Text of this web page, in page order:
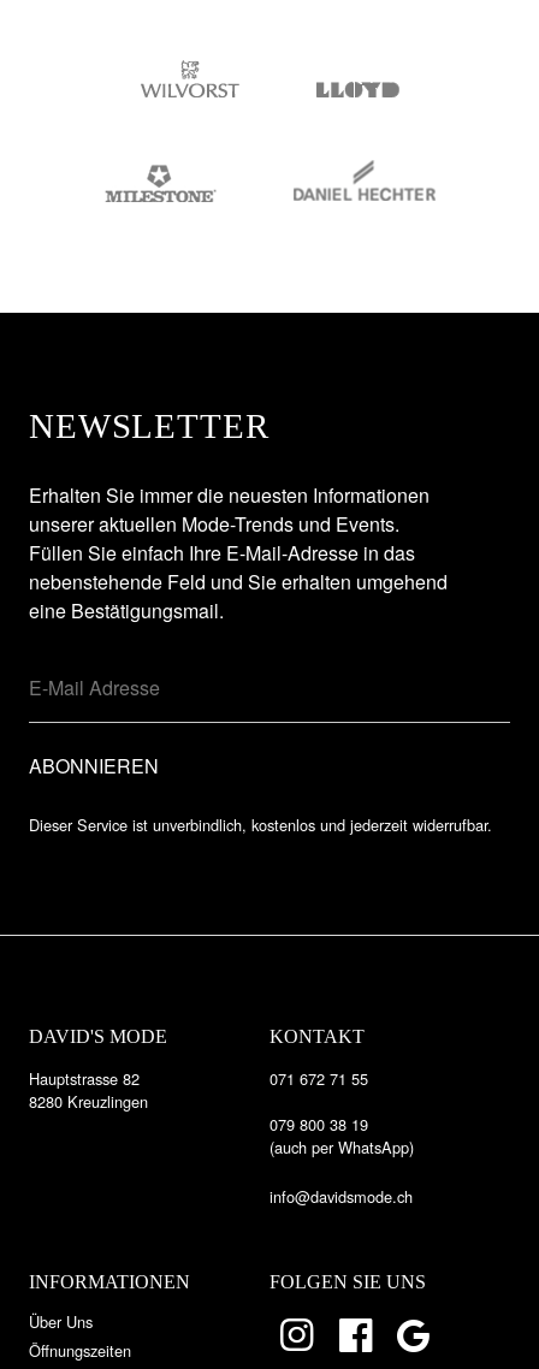
NEWSLETTER
Erhalten Sie immer die neuesten Informationen
unserer aktuellen Mode-Trends und Events.
Füllen Sie einfach Ihre E-Mail-Adresse in das
nebenstehende Feld und Sie erhalten umgehend
eine Bestätigungsmail.
Dieser Service ist unverbindlich, kostenlos und jederzeit widerrufbar.
DAVID'S MODE
Hauptstrasse 82
8280 Kreuzlingen
KONTAKT
071 672 71 55
079 800 38 19
(auch per WhatsApp)
info@davidsmode.ch
INFORMATIONEN
Über Uns
Öffnungszeiten
FOLGEN SIE UNS